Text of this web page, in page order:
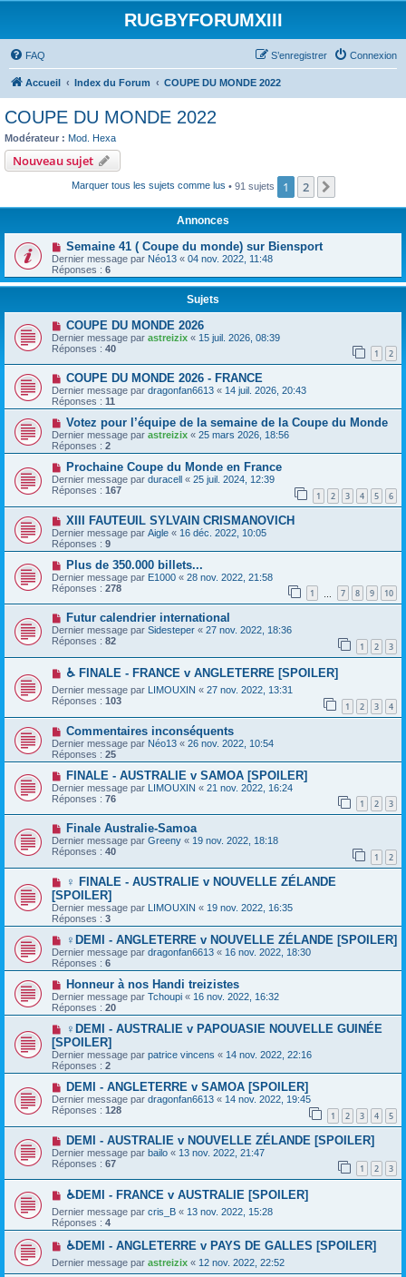
RUGBYFORUMXIII
FAQ Connexion
S’enregistrer
Accueil Index du Forum COUPE DU MONDE 2022
COUPE DU MONDE 2022
Modérateur : Mod. Hexa
Nouveau sujet
Marquer tous les sujets comme lus • 91 sujets 1 2
Annonces
Semaine 41 ( Coupe du monde) sur Biensport
Dernier message par Néo13 « 04 nov. 2022, 11:48
Réponses : 6
Sujets
COUPE DU MONDE 2026
Dernier message par astreizix « 15 juil. 2026, 08:39
Réponses : 40 1 2
COUPE DU MONDE 2026 - FRANCE
Dernier message par dragonfan6613 « 14 juil. 2026, 20:43
Réponses : 11
Votez pour l’équipe de la semaine de la Coupe du Monde
Dernier message par astreizix « 25 mars 2026, 18:56
Réponses : 2
Prochaine Coupe du Monde en France
Dernier message par duracell « 25 juil. 2024, 12:39
Réponses : 167 1 2 3 4 5 6
XIII FAUTEUIL SYLVAIN CRISMANOVICH
Dernier message par Aigle « 16 déc. 2022, 10:05
Réponses : 9
Plus de 350.000 billets...
Dernier message par E1000 « 28 nov. 2022, 21:58
Réponses : 278 1 7 8 9 10
Futur calendrier international
Dernier message par Sidesteper « 27 nov. 2022, 18:36
Réponses : 82 1 2 3
♿ FINALE - FRANCE v ANGLETERRE [SPOILER]
Dernier message par LIMOUXIN « 27 nov. 2022, 13:31
Réponses : 103 1 2 3 4
Commentaires inconséquents
Dernier message par Néo13 « 26 nov. 2022, 10:54
Réponses : 25
FINALE - AUSTRALIE v SAMOA [SPOILER]
Dernier message par LIMOUXIN « 21 nov. 2022, 16:24
Réponses : 76 1 2 3
Finale Australie-Samoa
Dernier message par Greeny « 19 nov. 2022, 18:18
Réponses : 40 1 2
♀️ FINALE - AUSTRALIE v NOUVELLE ZÉLANDE
[SPOILER]
Dernier message par LIMOUXIN « 19 nov. 2022, 16:35
Réponses : 3
♀️DEMI - ANGLETERRE v NOUVELLE ZÉLANDE [SPOILER]
Dernier message par dragonfan6613 « 16 nov. 2022, 18:30
Réponses : 6
Honneur à nos Handi treizistes
Dernier message par Tchoupi « 16 nov. 2022, 16:32
Réponses : 20
♀️DEMI - AUSTRALIE v PAPOUASIE NOUVELLE GUINÉE
[SPOILER]
Dernier message par patrice vincens « 14 nov. 2022, 22:16
Réponses : 2
DEMI - ANGLETERRE v SAMOA [SPOILER]
Dernier message par dragonfan6613 « 14 nov. 2022, 19:45
Réponses : 128 1 2 3 4 5
DEMI - AUSTRALIE v NOUVELLE ZÉLANDE [SPOILER]
Dernier message par bailo « 13 nov. 2022, 21:47
Réponses : 67 1 2 3
♿DEMI - FRANCE v AUSTRALIE [SPOILER]
Dernier message par cris_B « 13 nov. 2022, 15:28
Réponses : 4
♿DEMI - ANGLETERRE v PAYS DE GALLES [SPOILER]
Dernier message par astreizix « 12 nov. 2022, 22:52